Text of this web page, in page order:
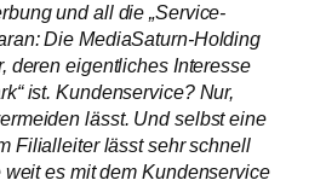
und all die „Service-
Die MediaSaturn-Holding
deren eigentliches Interesse
ist. Kundenservice? Nur,
lässt. Und selbst eine
Filialleiter lässt sehr schnell
es mit dem Kundenservice